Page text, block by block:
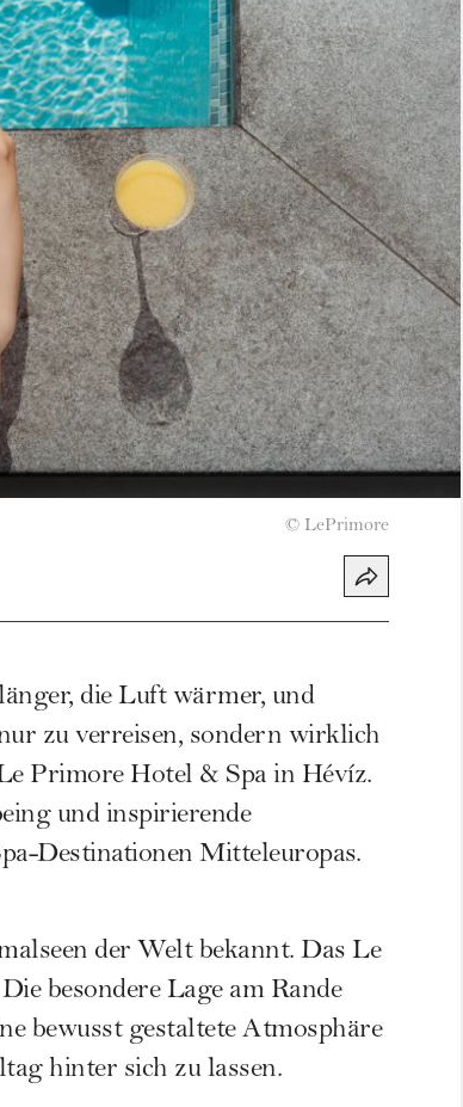
© LePrimore
die Luft wärmer, und
zu verreisen, sondern wirklich
Primore Hotel & Spa in Hévíz.
und inspirierende
Destinationen Mitteleuropas.
der Welt bekannt. Das Le
besondere Lage am Rande
bewusst gestaltete Atmosphäre
hinter sich zu lassen.